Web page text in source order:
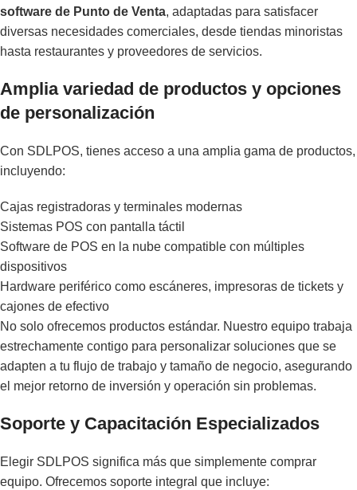
software de Punto de Venta, adaptadas para satisfacer
diversas necesidades comerciales, desde tiendas minoristas
hasta restaurantes y proveedores de servicios.
Amplia variedad de productos y opciones
de personalización
Con SDLPOS, tienes acceso a una amplia gama de productos,
incluyendo:
Cajas registradoras y terminales modernas
Sistemas POS con pantalla táctil
Software de POS en la nube compatible con múltiples
dispositivos
Hardware periférico como escáneres, impresoras de tickets y
cajones de efectivo
No solo ofrecemos productos estándar. Nuestro equipo trabaja
estrechamente contigo para personalizar soluciones que se
adapten a tu flujo de trabajo y tamaño de negocio, asegurando
el mejor retorno de inversión y operación sin problemas.
Soporte y Capacitación Especializados
Elegir SDLPOS significa más que simplemente comprar
equipo. Ofrecemos soporte integral que incluye: